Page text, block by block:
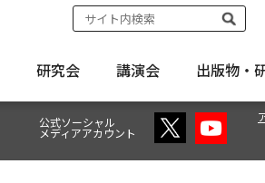
研究会 講演会 出版物・
公式ソーシャル
メディアアカウント